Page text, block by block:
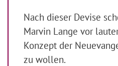
Nach dieser Devise
Marvin Lange vor
Konzept der
zu wollen.